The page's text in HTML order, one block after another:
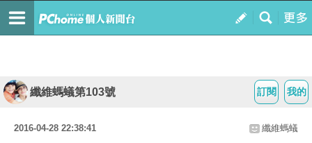
我的
訂閱
纖維螞蟻第103號
2016-04-28 22:38:41 纖維螞蟻